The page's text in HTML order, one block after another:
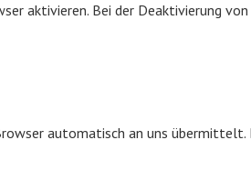
aktivieren. Bei der Deaktivierung von
automatisch an uns übermittelt.